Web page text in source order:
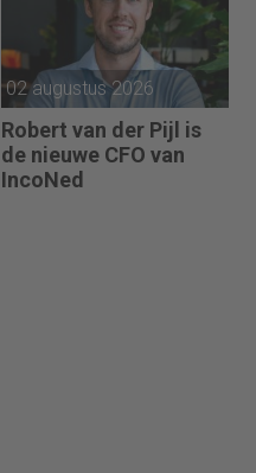
02 augustus 2026
Robert van der Pijl is
de nieuwe CFO van
IncoNed